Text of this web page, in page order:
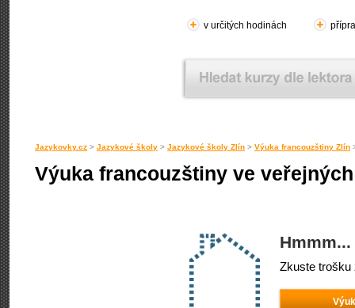
v určitých hodinách
Jazykovky.cz > Jazykové školy > Jazykové školy Zlín > Výuka francouzštiny Zlín
Výuka francouzštiny ve
Zkuste trošku